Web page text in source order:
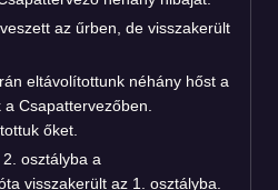
az űrben, de visszakerült
eltávolítottunk néhány hőst a
Csapattervezőben.
őket.
osztályba a
visszakerült az 1. osztályba.